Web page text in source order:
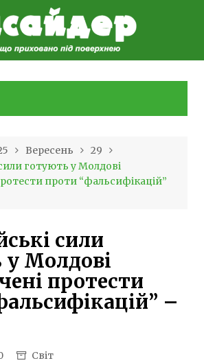
Вересень
29
готують у Молдові
проти “фальсифікацій”
сили
Молдові
протести
–
Світ